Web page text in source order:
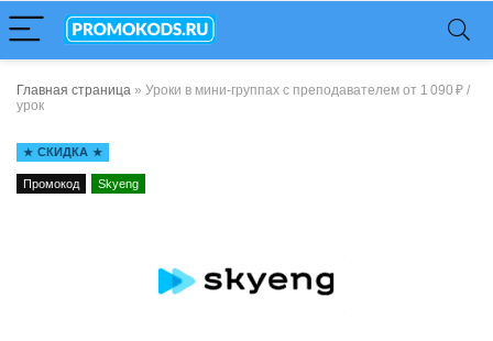
Главная страница » Уроки в мини-группах с преподавателем от 1 090 ₽ /
урок
СКИДКА
Промокод Skyeng